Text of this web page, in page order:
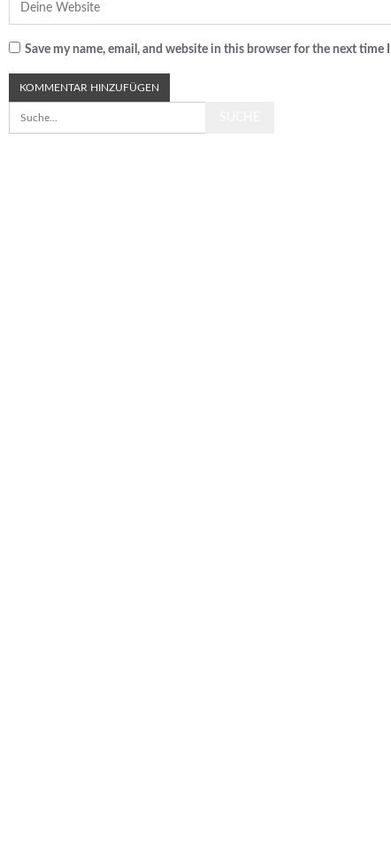
Save my name, email, and website in this browser for the next time